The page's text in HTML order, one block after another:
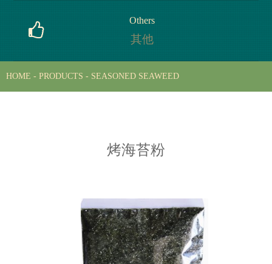
Dried seaweed
干海苔
Others
其他
Others
其他
HOME - PRODUCTS - SEASONED SEAWEED
烤海苔粉